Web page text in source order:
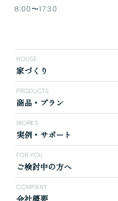
8:00〜17:30
HOUSE
家づくり
PRODUCTS
商品・プラン
WORKS
実例・サポート
FOR YOU
ご検討中の方へ
COMPANY
会社概要